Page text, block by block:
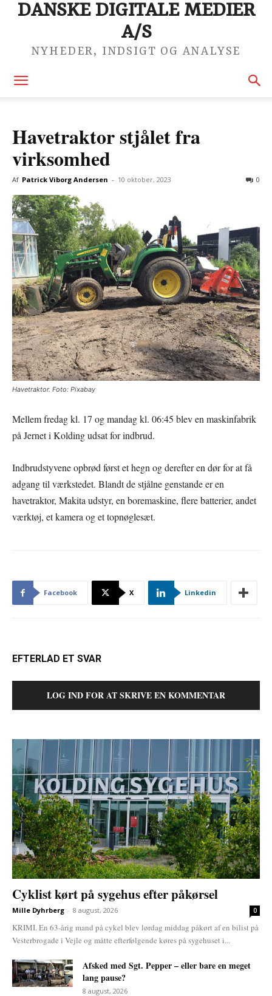
DANSKE DIGITALE MEDIER
A/S
NYHEDER, INDSIGT OG ANALYSE
Havetraktor stjålet fra
virksomhed
Af Patrick Viborg Andersen - 10 oktober, 2023 0
Havetraktor. Foto: Pixabay
Mellem fredag kl. 17 og mandag kl. 06:45 blev en maskinfabrik
på Jernet i Kolding udsat for indbrud.
Indbrudstyvene opbrød først et hegn og derefter en dør for at få
adgang til værkstedet. Blandt de stjålne genstande er en
havetraktor, Makita udstyr, en boremaskine, flere batterier, andet
værktøj, et kamera og et topnøglesæt.
Facebook X Linkedin
EFTERLAD ET SVAR
LOG IND FOR AT SKRIVE EN KOMMENTAR
Cyklist kørt på sygehus efter påkørsel
Mille Dyhrberg - 8 august, 2026 0
KRIMI. En 63-årig mand på cykel blev lørdag middag påkørt af en bilist på
Vesterbrogade i Vejle og måtte efterfølgende køres på sygehuset i...
Afsked med Sgt. Pepper – eller bare en meget
lang pause?
8 august, 2026